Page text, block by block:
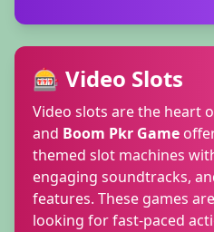
🎰 Video Slots
Video slots are the heart
and Boom Pkr Game
themed slot machines
engaging soundtracks,
features. These games
looking for fast-paced